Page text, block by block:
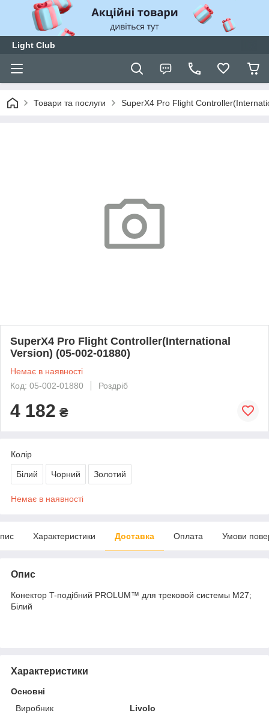
Light Club
Товари та послуги SuperX4 Pro Flight
SuperX4 Pro Flight Controller(International
Version) (05-002-01880)
Немає в наявності
Код: 05-002-01880
Роздріб
4 182 ₴
Колір
Білий Чорний Золотий
Немає в наявності
Характеристики Доставка Оплата Умови
Опис
Конектор T-подібний PROLUM™ для трековой системы М27;
Білий
Характеристики
Основні
Виробник
Livolo